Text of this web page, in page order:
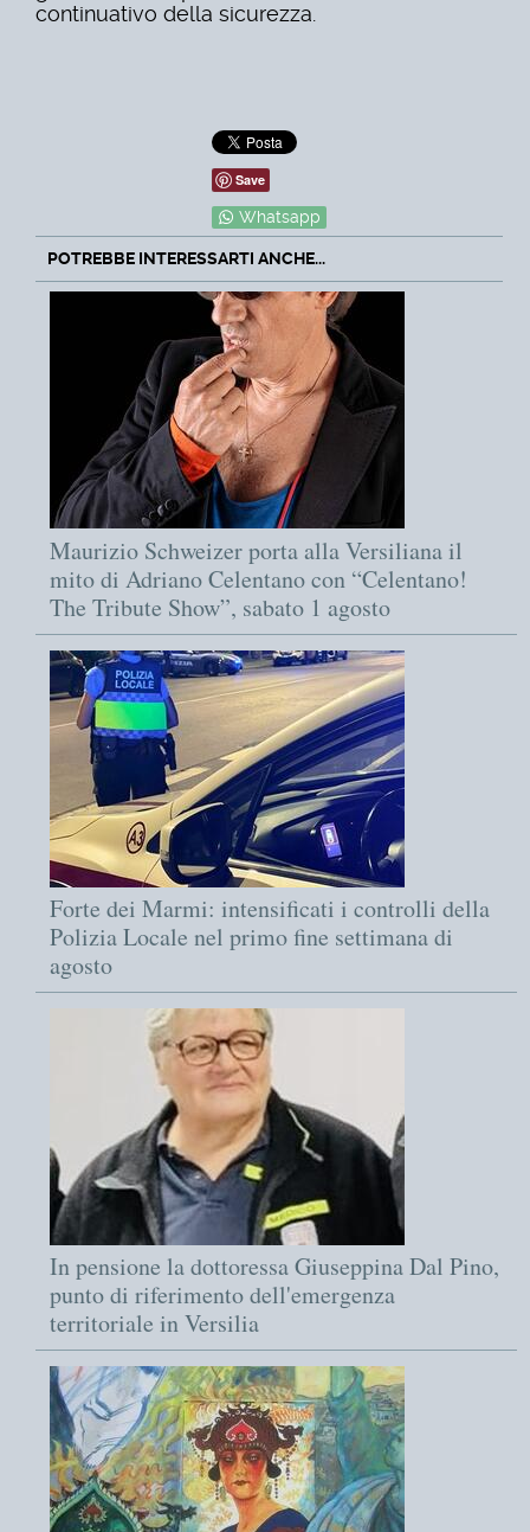
continuativo della sicurezza.
Save
Whatsapp
POTREBBE INTERESSARTI ANCHE...
Maurizio Schweizer porta alla Versiliana il
mito di Adriano Celentano con “Celentano!
The Tribute Show”, sabato 1 agosto
Forte dei Marmi: intensificati i controlli della
Polizia Locale nel primo fine settimana di
agosto
In pensione la dottoressa Giuseppina Dal Pino,
punto di riferimento dell'emergenza
territoriale in Versilia